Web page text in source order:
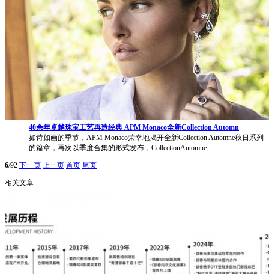
40余年卓越珠宝工艺再造经典 APM Monaco全新Collection Automn
如诗如画的季节，APM Monaco荣幸地揭开全新Collection Automne秋日系列
的篇章，再次以季度合集的形式发布，CollectionAutomne..
6/92 下一页 上一页 首页 尾页
相关文章